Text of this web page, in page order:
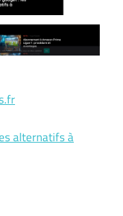
alternatifs à